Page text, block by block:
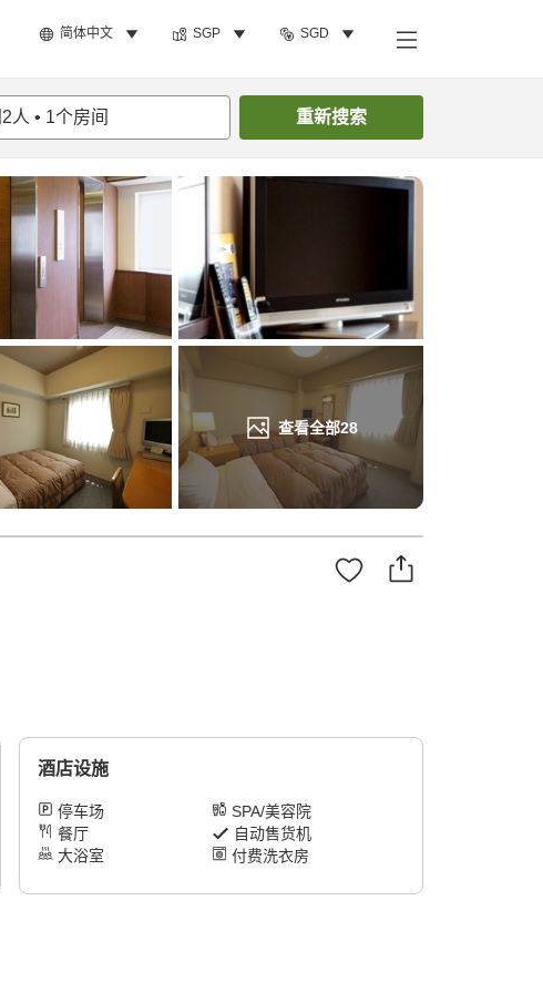
简体中文 SGP SGD
2人 • 1个房间 重新搜索
查看全部28
搜索客房
酒店设施
停车场
SPA/美容院
餐厅
自动售货机
大浴室
付费洗衣房